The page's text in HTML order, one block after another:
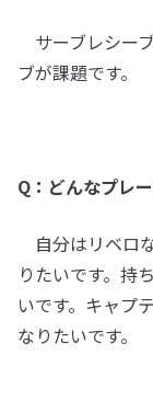
サーブレシー
ブが課題です。
Q：どんなプレ
自分はリベロ
りたいです。持
いです。キャプ
なりたいです。